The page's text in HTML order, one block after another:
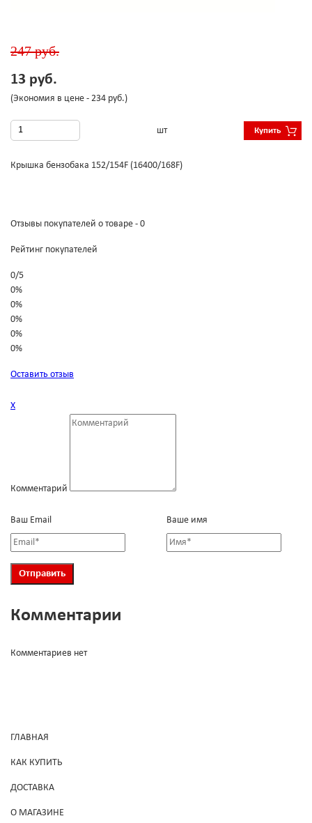
247 руб.
13 руб.
(Экономия в цене - 234 руб.)
шт Купить
Крышка бензобака 152/154F (16400/168F)
Отзывы покупателей о товаре - 0
Рейтинг покупателей
0/5
0%
0%
0%
0%
0%
Оставить отзыв
Х
Комментарий
Ваш Email Ваше имя
Комментарии
Комментариев нет
ГЛАВНАЯ
КАК КУПИТЬ
ДОСТАВКА
О МАГАЗИНЕ